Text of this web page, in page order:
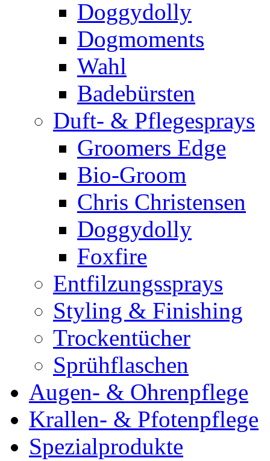
Doggydolly
Dogmoments
Wahl
Badebürsten
Duft- & Pflegesprays
Groomers Edge
Bio-Groom
Chris Christensen
Doggydolly
Foxfire
Entfilzungssprays
Styling & Finishing
Trockentücher
Sprühflaschen
Augen- & Ohrenpflege
Krallen- & Pfotenpflege
Spezialprodukte